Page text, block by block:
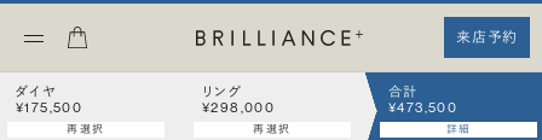
来店予約
ダイヤ
¥175,500
再選択
リング
¥298,000
再選択
合計
¥473,500
詳細